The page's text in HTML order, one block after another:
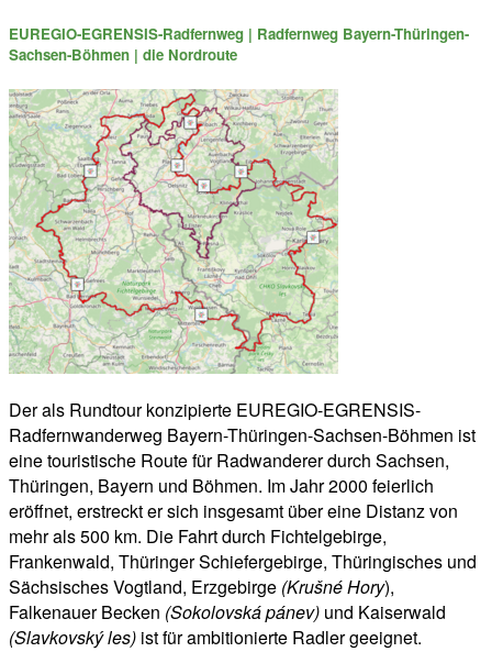
EUREGIO-EGRENSIS-Radfernweg | Radfernweg Bayern-Thüringen-
Sachsen-Böhmen | die Nordroute
Der als Rundtour konzipierte EUREGIO-EGRENSIS-
Radfernwanderweg Bayern-Thüringen-Sachsen-Böhmen ist
eine touristische Route für Radwanderer durch Sachsen,
Thüringen, Bayern und Böhmen. Im Jahr 2000 feierlich
eröffnet, erstreckt er sich insgesamt über eine Distanz von
mehr als 500 km. Die Fahrt durch Fichtelgebirge,
Frankenwald, Thüringer Schiefergebirge, Thüringisches und
Sächsisches Vogtland, Erzgebirge (Krušné Hory),
Falkenauer Becken (Sokolovská pánev) und Kaiserwald
(Slavkovský les) ist für ambitionierte Radler geeignet.